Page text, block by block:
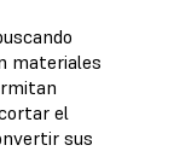
materiales
el
sus